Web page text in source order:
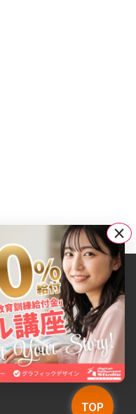
TOP
タビューブログ
語集対応エリア
×